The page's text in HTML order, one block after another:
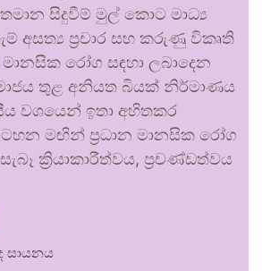
සිදුවීම් මුල් කොට මාධ්‍ය
අසත්‍ය ප්‍රචාර සහ කරුණු විකෘති
රෝග සඳහා ලබාදෙන
තුළ අනියත බියක් නිර්මාණය
වශයෙන් ඉතා අහිතකර
මඟින් ප්‍රධාන මානසික රෝග
ක්‍රියාකාරීත්වය, ප්‍රචණ්ඩත්වය
සායනය